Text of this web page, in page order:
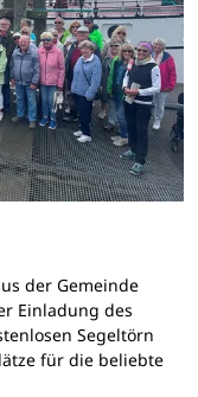
der Gemeinde
Einladung des
Segeltörn
für die beliebte